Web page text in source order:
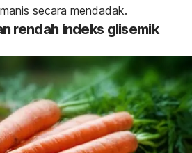
secara mendadak.
rendah indeks glisemik